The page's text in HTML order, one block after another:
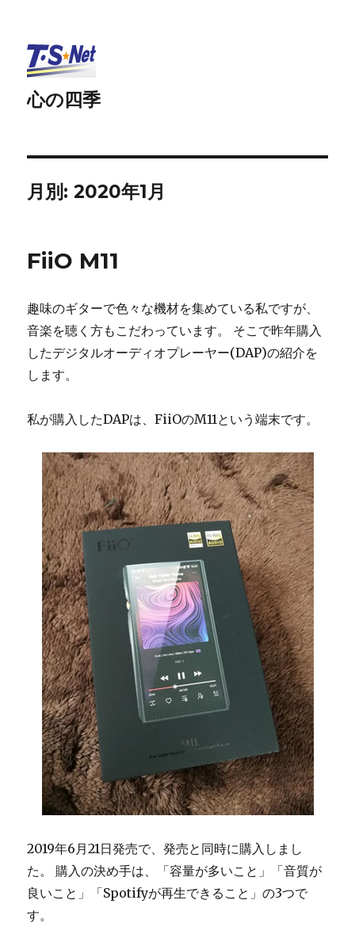
心の四季
月別: 2020年1月
FiiO M11
趣味のギターで色々な機材を集めている私ですが、
音楽を聴く方もこだわっています。 そこで昨年購入
したデジタルオーディオプレーヤー(DAP)の紹介を
します。
私が購入したDAPは、FiiOのM11という端末です。
2019年6月21日発売で、発売と同時に購入しまし
た。 購入の決め手は、「容量が多いこと」「音質が
良いこと」「Spotifyが再生できること」の3つで
す。